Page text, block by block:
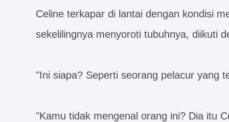
Celine terkapar di lantai dengan kondisi
sekelilingnya menyoroti tubuhnya, diikuti
"Ini siapa? Seperti seorang pelacur yang
"Kamu tidak mengenal orang ini? Dia itu